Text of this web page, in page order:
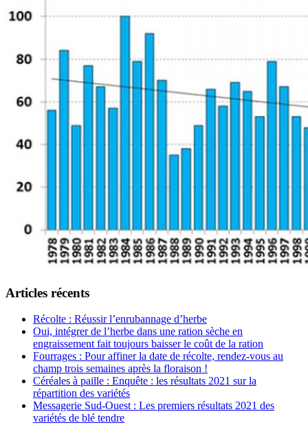
Articles récents
Récolte : Réussir l’enrubannage d’herbe
Oui, intégrer de l’herbe dans une ration sèche en
engraissement fait toujours baisser le coût de la ration
Fourrages : Pour affiner la date de récolte, rendez-vous au
champ trois semaines après la floraison !
Céréales à paille : Enquête : les résultats 2021 sur la
répartition des variétés
Messagerie Sud-Ouest : Les premiers résultats 2021 des
variétés de blé tendre